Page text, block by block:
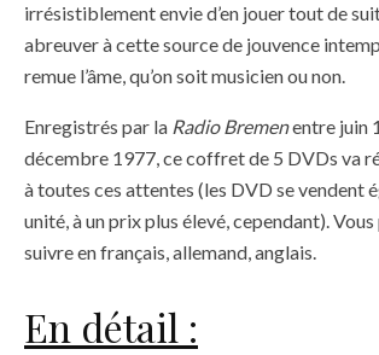
irrésistiblement envie d’en jouer tout de
abreuver à cette source de jouvence
remue l’âme, qu’on soit musicien ou non.
Enregistrés par la Radio Bremenentre juin
décembre 1977, ce coffret de 5 DVDs va
à toutes ces attentes (les DVD se vendent
unité, à un prix plus élevé, cependant).
suivre en français, allemand, anglais.
En détail :